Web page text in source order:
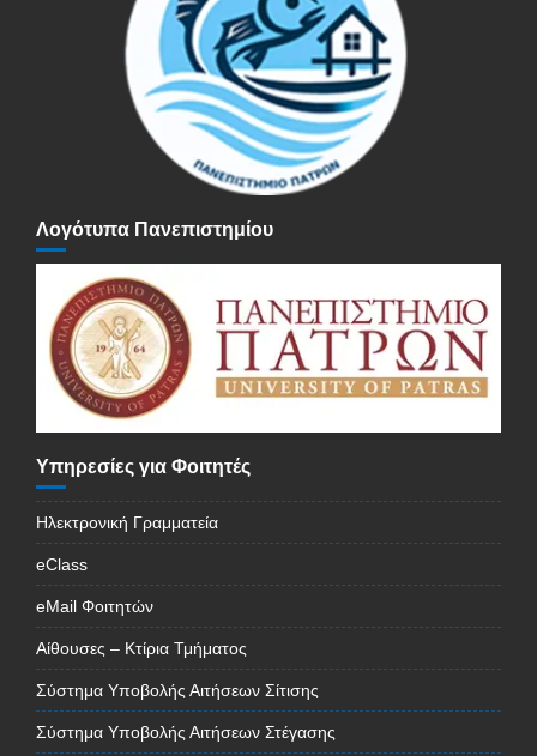
Λογότυπα Πανεπιστημίου
Υπηρεσίες για Φοιτητές
Ηλεκτρονική Γραμματεία
eClass
eMail Φοιτητών
Αίθουσες – Κτίρια Τμήματος
Σύστημα Υποβολής Αιτήσεων Σίτισης
Σύστημα Υποβολής Αιτήσεων Στέγασης